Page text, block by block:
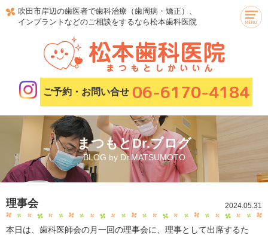
吹田市岸辺の歯医者で歯科治療（歯周病・矯正）、
インプラントなどのご相談をするなら松本歯科医院
ご予約・お問い合せ 06-6170-4184
まつもとDr.ブログ
BLOG by Dr.MATSUMOTO
2024.05.31
理事会
本日は、歯科医師会の月一回の理事会に、理事として出席するた